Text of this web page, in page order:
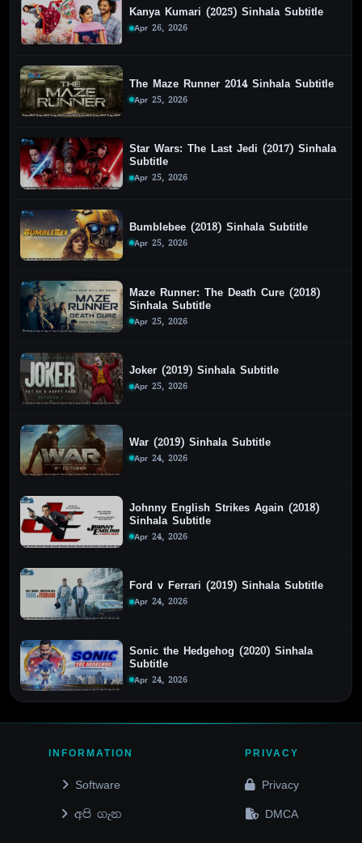
Kanya Kumari (2025) Sinhala Subtitle
Apr 26, 2026
The Maze Runner 2014 Sinhala Subtitle
Apr 25, 2026
Star Wars: The Last Jedi (2017) Sinhala
Subtitle
Apr 25, 2026
Bumblebee (2018) Sinhala Subtitle
Apr 25, 2026
Maze Runner: The Death Cure (2018)
Sinhala Subtitle
Apr 25, 2026
Joker (2019) Sinhala Subtitle
Apr 25, 2026
War (2019) Sinhala Subtitle
Apr 24, 2026
Johnny English Strikes Again (2018)
Sinhala Subtitle
Apr 24, 2026
Ford v Ferrari (2019) Sinhala Subtitle
Apr 24, 2026
Sonic the Hedgehog (2020) Sinhala
Subtitle
Apr 24, 2026
INFORMATION
Software
අපි ගැන
PRIVACY
Privacy
DMCA